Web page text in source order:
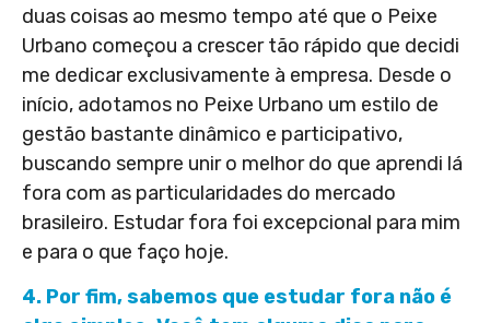
duas coisas ao mesmo tempo até que o Peixe
Urbano começou a crescer tão rápido que decidi
me dedicar exclusivamente à empresa. Desde o
início, adotamos no Peixe Urbano um estilo de
gestão bastante dinâmico e participativo,
buscando sempre unir o melhor do que aprendi lá
fora com as particularidades do mercado
brasileiro. Estudar fora foi excepcional para mim
e para o que faço hoje.
4. Por fim, sabemos que estudar fora não é